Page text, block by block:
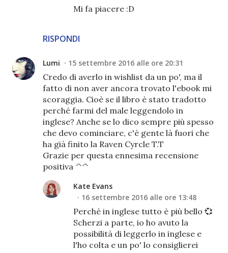
RISPONDI
Mi fa piacere :D
Lumi 15 settembre 2016 alle ore 20:31
Credo di averlo in wishlist da un po', ma il
fatto di non aver ancora trovato l'ebook mi
scoraggia. Cioè se il libro è stato tradotto
perché farmi del male leggendolo in
inglese? Anche se lo dico sempre più spesso
che devo cominciare, c'è gente là fuori che
ha già finito la Raven Cyrcle T.T
Grazie per questa ennesima recensione
positiva ^^
Kate Evans
16 settembre 2016 alle ore 13:48
Perché in inglese tutto è più bello 💞
Scherzi a parte, io ho avuto la
possibilità di leggerlo in inglese e
l'ho colta e un po' lo consiglierei